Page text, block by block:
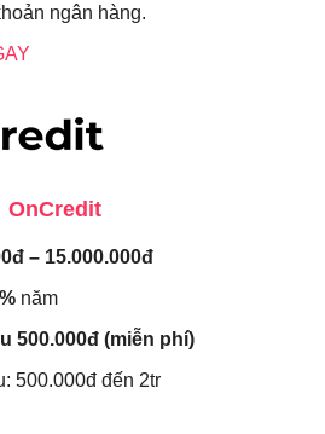
ngân hàng.
OnCredit
– 15.000.000đ
năm
500.000đ (miễn phí)
500.000đ đến 2tr